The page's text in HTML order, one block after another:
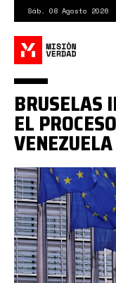
contenido
principal
Sáb. 08 Agosto 2026
ue.jpeg
BRUSELAS
EL
VENEZUELA